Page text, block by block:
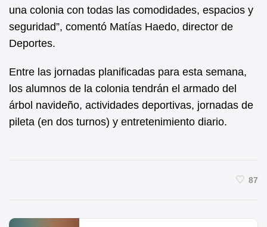
una colonia con todas las comodidades, espacios y
seguridad”, comentó Matías Haedo, director de
Deportes.
Entre las jornadas planificadas para esta semana,
los alumnos de la colonia tendrán el armado del
árbol navideño, actividades deportivas, jornadas de
pileta (en dos turnos) y entretenimiento diario.
87